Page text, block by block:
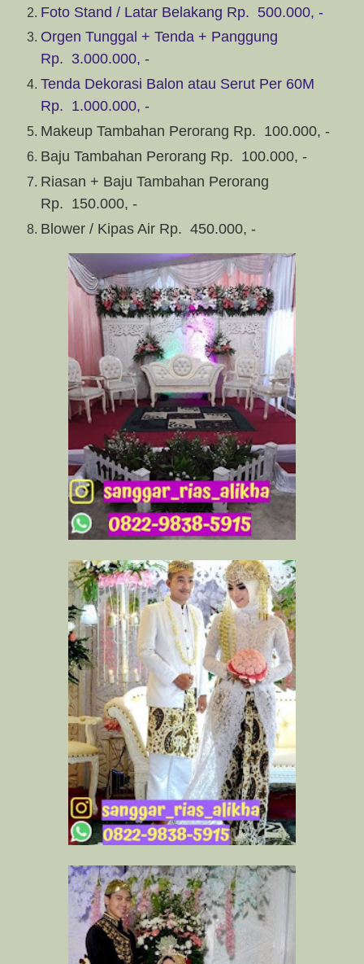
Foto Stand / Latar Belakang Rp. 500.000, -
Orgen Tunggal + Tenda + Panggung
Rp. 3.000.000, -
Tenda Dekorasi Balon atau Serut Per 60M
Rp. 1.000.000, -
Makeup Tambahan Perorang Rp. 100.000, -
Baju Tambahan Perorang Rp. 100.000, -
Riasan + Baju Tambahan Perorang
Rp. 150.000, -
Blower / Kipas Air Rp. 450.000, -